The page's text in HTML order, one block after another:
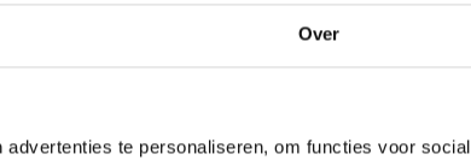
Over
te personaliseren, om functies voor social